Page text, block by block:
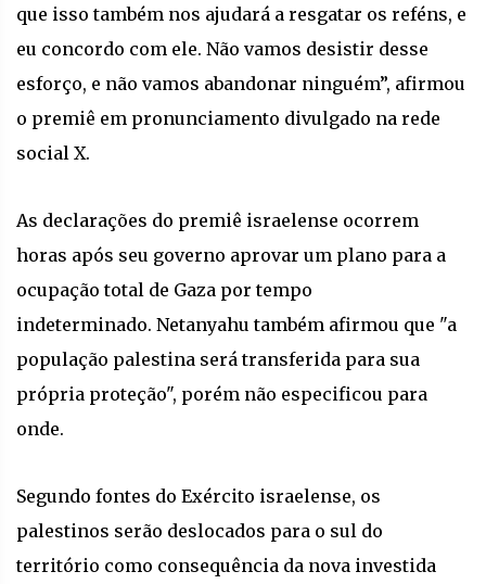
que isso também nos ajudará a resgatar os reféns, e
eu concordo com ele. Não vamos desistir desse
esforço, e não vamos abandonar ninguém”, afirmou
o premiê em pronunciamento divulgado na rede
social X.
As declarações do premiê israelense ocorrem
horas após seu governo aprovar um plano para a
ocupação total de Gaza por tempo
indeterminado. Netanyahu também afirmou que "a
população palestina será transferida para sua
própria proteção", porém não especificou para
onde.
Segundo fontes do Exército israelense, os
palestinos serão deslocados para o sul do
território como consequência da nova investida